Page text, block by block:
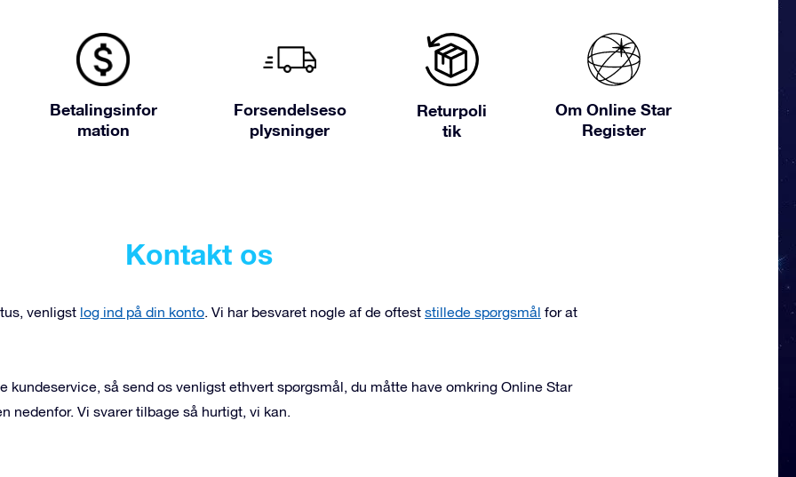
Betalingsinfor
mation
Forsendelseso
plysninger
Returpoli
tik
Om Online Star
Register
Kontakt os
venligst log ind på din konto. Vi har besvaret nogle af de oftest stillede spørgsmål for at
kundeservice, så send os venligst ethvert spørgsmål, du måtte have omkring Online Star
nedenfor. Vi svarer tilbage så hurtigt, vi kan.